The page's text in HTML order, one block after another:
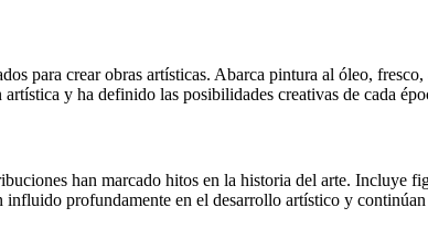
para crear obras artísticas. Abarca pintura al óleo,
y ha definido las posibilidades creativas de cada
han marcado hitos en la historia del arte.
influido profundamente en el desarrollo artístico y